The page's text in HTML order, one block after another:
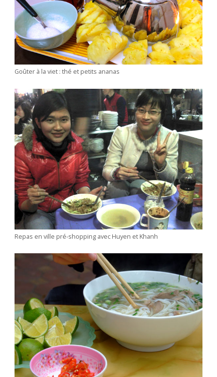
Goûter à la viet : thé et petits ananas
Repas en ville pré-shopping avec Huyen et Khanh